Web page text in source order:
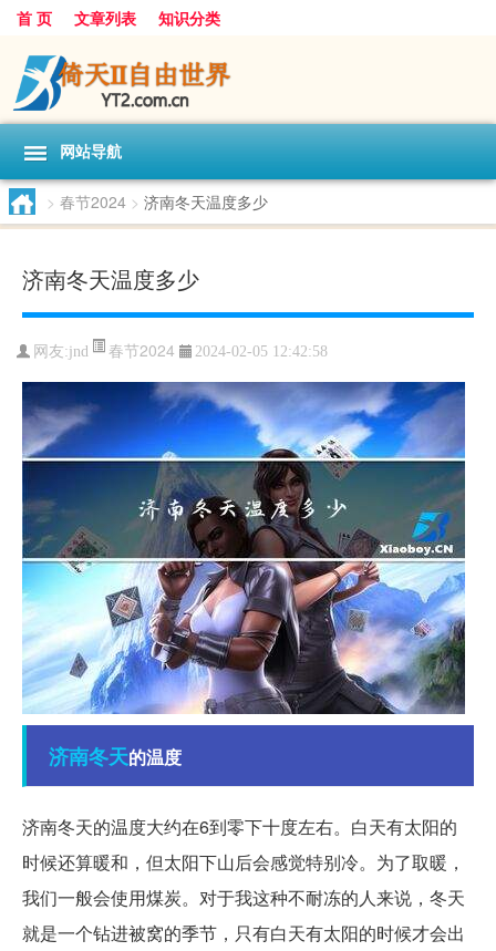
首 页 文章列表 知识分类
网站导航
> 春节2024 > 济南冬天温度多少
济南冬天温度多少
网友:jnd 春节2024 2024-02-05 12:42:58
济南冬天的温度
济南冬天的温度大约在6到零下十度左右。白天有太阳的
时候还算暖和，但太阳下山后会感觉特别冷。为了取暖，
我们一般会使用煤炭。对于我这种不耐冻的人来说，冬天
就是一个钻进被窝的季节，只有白天有太阳的时候才会出